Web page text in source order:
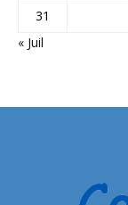
31
« Juil